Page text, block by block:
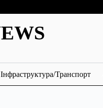
Інфраструктура/Транспорт